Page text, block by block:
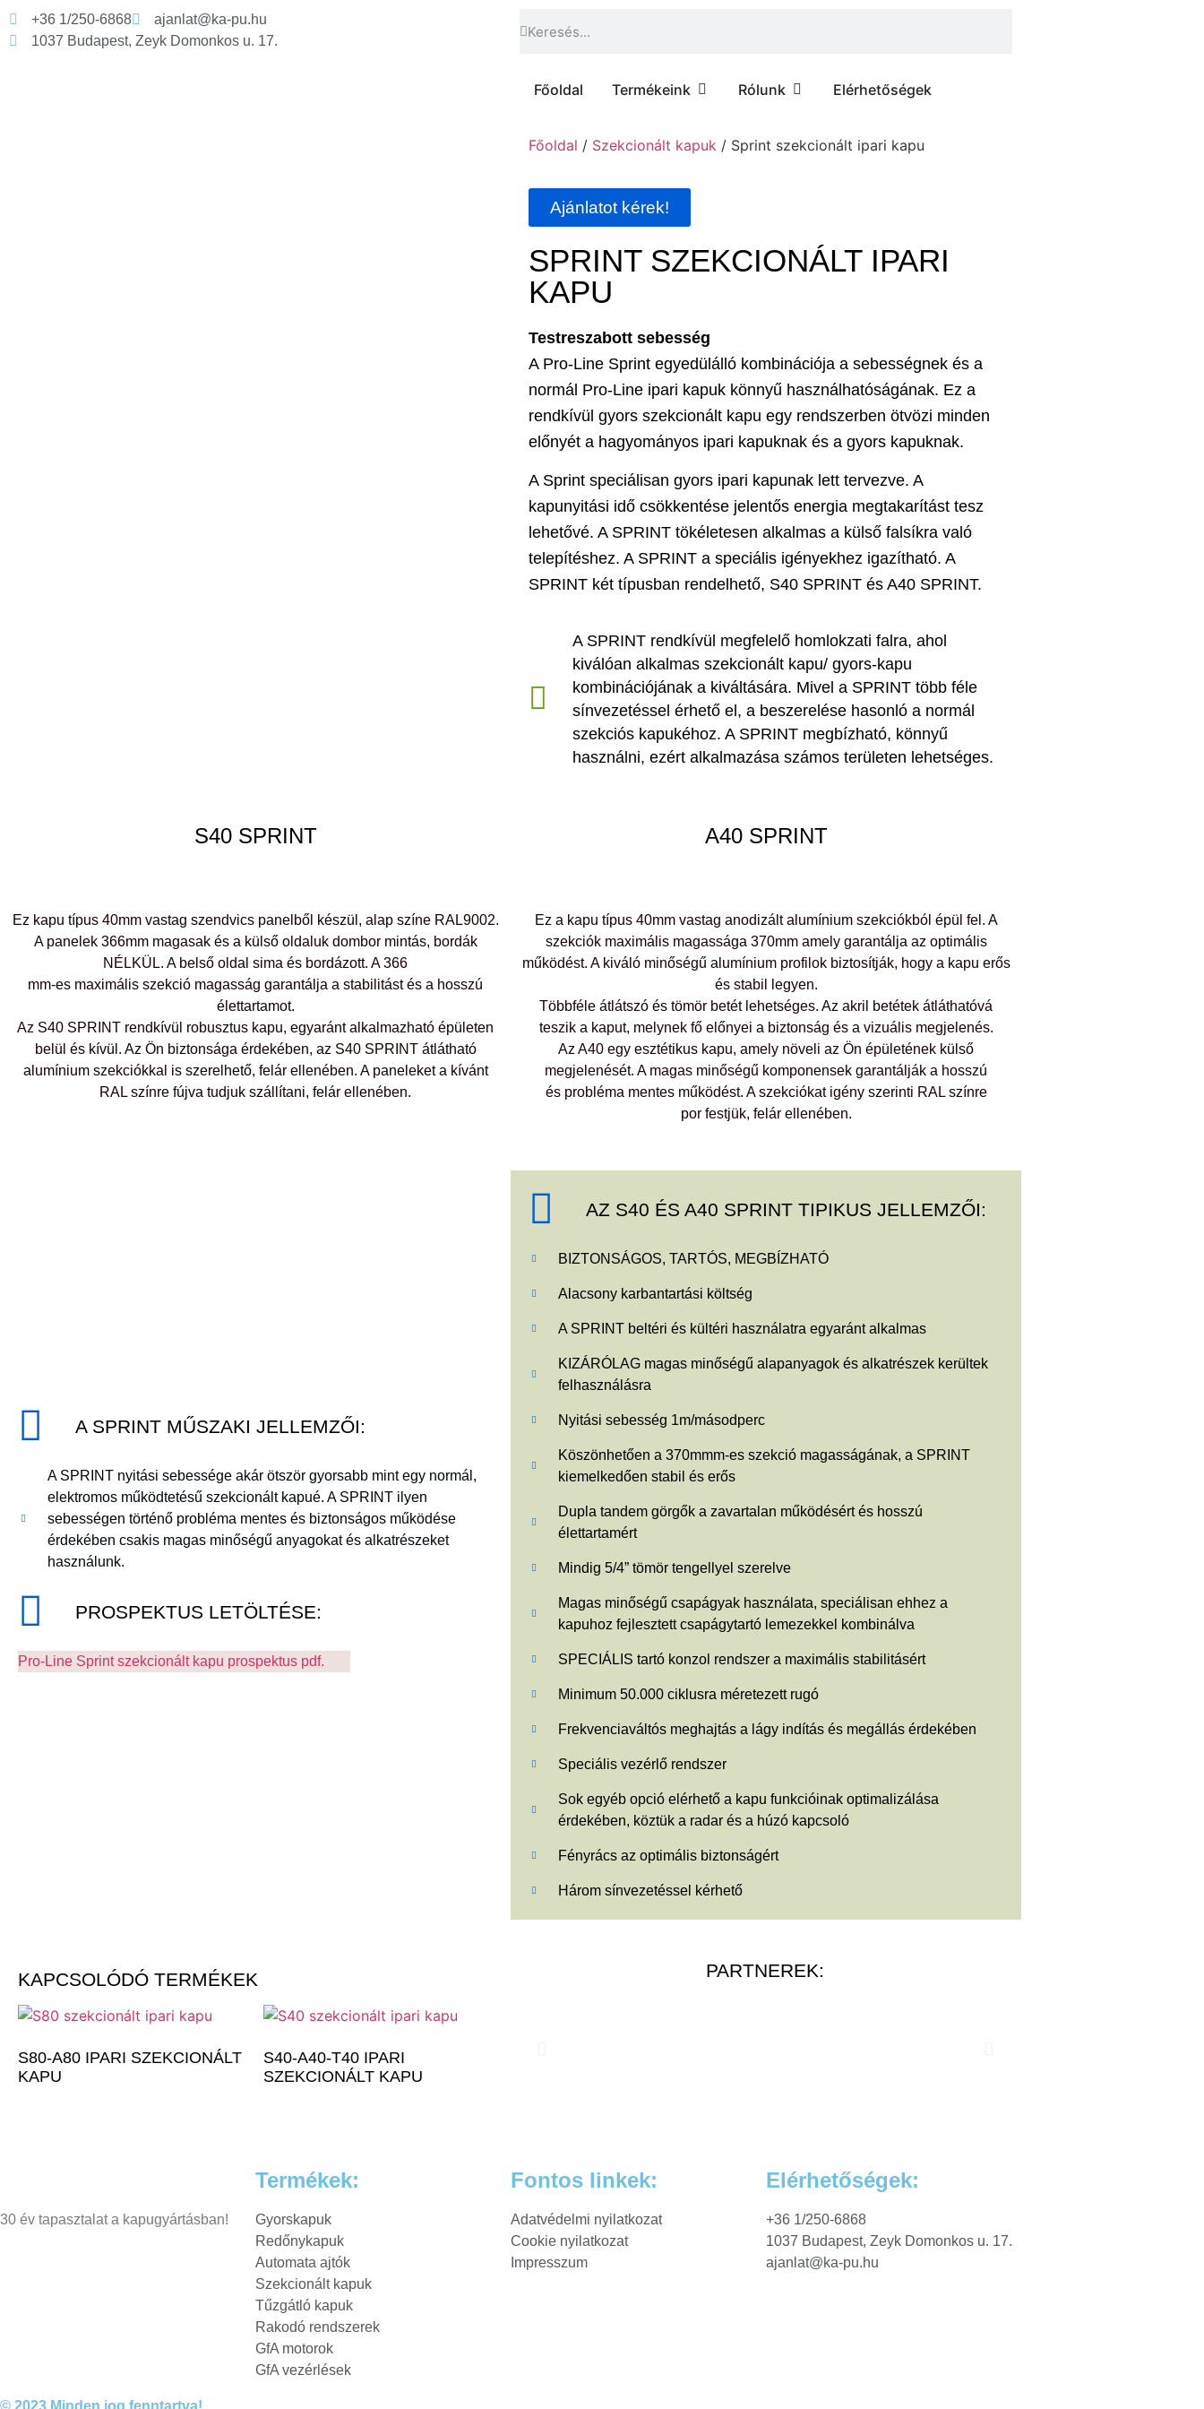
+36 1/250-6868
ajanlat@ka-pu.hu
1037 Budapest, Zeyk Domonkos u. 17.
Főoldal Termékeink Rólunk Elérhetőségek
Főoldal / Szekcionált kapuk / Sprint szekcionált ipari kapu
Ajánlatot kérek!
SPRINT SZEKCIONÁLT IPARI
KAPU
Testreszabott sebesség
A Pro-Line Sprint egyedülálló kombinációja a sebességnek és a
normál Pro-Line ipari kapuk könnyű használhatóságának. Ez a
rendkívül gyors szekcionált kapu egy rendszerben ötvözi minden
előnyét a hagyományos ipari kapuknak és a gyors kapuknak.
A Sprint speciálisan gyors ipari kapunak lett tervezve. A
kapunyitási idő csökkentése jelentős energia megtakarítást tesz
lehetővé. A SPRINT tökéletesen alkalmas a külső falsíkra való
telepítéshez. A SPRINT a speciális igényekhez igazítható. A
SPRINT két típusban rendelhető, S40 SPRINT és A40 SPRINT.
A SPRINT rendkívül megfelelő homlokzati falra, ahol
kiválóan alkalmas szekcionált kapu/ gyors-kapu
kombinációjának a kiváltására. Mivel a SPRINT több féle
sínvezetéssel érhető el, a beszerelése hasonló a normál
szekciós kapukéhoz. A SPRINT megbízható, könnyű
használni, ezért alkalmazása számos területen lehetséges.
S40 SPRINT
Ez kapu típus 40mm vastag szendvics panelből készül, alap színe RAL9002.
A panelek 366mm magasak és a külső oldaluk dombor mintás, bordák
NÉLKÜL. A belső oldal sima és bordázott. A 366
mm-es maximális szekció magasság garantálja a stabilitást és a hosszú
élettartamot.
Az S40 SPRINT rendkívül robusztus kapu, egyaránt alkalmazható épületen
belül és kívül. Az Ön biztonsága érdekében, az S40 SPRINT átlátható
alumínium szekciókkal is szerelhető, felár ellenében. A paneleket a kívánt
RAL színre fújva tudjuk szállítani, felár ellenében.
A40 SPRINT
Ez a kapu típus 40mm vastag anodizált alumínium szekciókból épül fel. A
szekciók maximális magassága 370mm amely garantálja az optimális
működést. A kiváló minőségű alumínium profilok biztosítják, hogy a kapu erős
és stabil legyen.
Többféle átlátszó és tömör betét lehetséges. Az akril betétek átláthatóvá
teszik a kaput, melynek fő előnyei a biztonság és a vizuális megjelenés.
Az A40 egy esztétikus kapu, amely növeli az Ön épületének külső
megjelenését. A magas minőségű komponensek garantálják a hosszú
és probléma mentes működést. A szekciókat igény szerinti RAL színre
por festjük, felár ellenében.
A SPRINT MŰSZAKI JELLEMZŐI:
A SPRINT nyitási sebessége akár ötször gyorsabb mint egy normál,
elektromos működtetésű szekcionált kapué. A SPRINT ilyen
sebességen történő probléma mentes és biztonságos működése
érdekében csakis magas minőségű anyagokat és alkatrészeket
használunk.
PROSPEKTUS LETÖLTÉSE:
Pro-Line Sprint szekcionált kapu prospektus pdf.
AZ S40 ÉS A40 SPRINT TIPIKUS JELLEMZŐI:
BIZTONSÁGOS, TARTÓS, MEGBÍZHATÓ
Alacsony karbantartási költség
A SPRINT beltéri és kültéri használatra egyaránt alkalmas
KIZÁRÓLAG magas minőségű alapanyagok és alkatrészek kerültek
felhasználásra
Nyitási sebesség 1m/másodperc
Köszönhetően a 370mmm-es szekció magasságának, a SPRINT
kiemelkedően stabil és erős
Dupla tandem görgők a zavartalan működésért és hosszú
élettartamért
Mindig 5/4” tömör tengellyel szerelve
Magas minőségű csapágyak használata, speciálisan ehhez a
kapuhoz fejlesztett csapágytartó lemezekkel kombinálva
SPECIÁLIS tartó konzol rendszer a maximális stabilitásért
Minimum 50.000 ciklusra méretezett rugó
Frekvenciaváltós meghajtás a lágy indítás és megállás érdekében
Speciális vezérlő rendszer
Sok egyéb opció elérhető a kapu funkcióinak optimalizálása
érdekében, köztük a radar és a húzó kapcsoló
Fényrács az optimális biztonságért
Három sínvezetéssel kérhető
KAPCSOLÓDÓ TERMÉKEK
S80-A80 IPARI SZEKCIONÁLT
KAPU
S40-A40-T40 IPARI
SZEKCIONÁLT KAPU
PARTNEREK:
30 év tapasztalat a kapugyártásban!
Termékek:
Gyorskapuk
Redőnykapuk
Automata ajtók
Szekcionált kapuk
Tűzgátló kapuk
Rakodó rendszerek
GfA motorok
GfA vezérlések
Fontos linkek:
Adatvédelmi nyilatkozat
Cookie nyilatkozat
Impresszum
Elérhetőségek:
+36 1/250-6868
1037 Budapest, Zeyk Domonkos u. 17.
ajanlat@ka-pu.hu
© 2023 Minden jog fenntartva!